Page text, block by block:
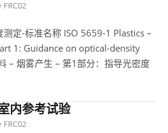
FRC02
定-标准名称 ISO 5659-1 Plastics –
1: Guidance on optical-density
– 烟雾产生 – 第1部分：指导光密度
内参考试验
FRC02